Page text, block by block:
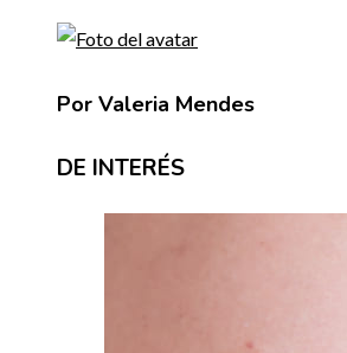
Por Valeria Mendes
DE INTERÉS